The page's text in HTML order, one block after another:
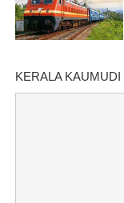
KERALA KAUMUDI